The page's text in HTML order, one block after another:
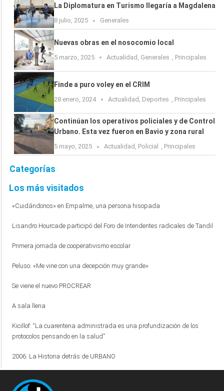
La Diplomatura en Turismo llegaría a Magdalena
8 julio, 2025 Generales
Nuevas obras en el nosocomio local
5 marzo, 2025 Actualidad Generales Principales
Finde a puro voley en el CRIM
28 enero, 2024 Actualidad Deportes Principales
Continúan los operativos policiales y de Control
Urbano. Esta vez fueron en Bavio y zona rural
5 mayo, 2025 Actualidad , Policial , Principales
Categorías
Los más visitados
«Cuidándonos» en Empalme, una persona hisopada
Lisandro Hourcade participó del Foro de Intendentes radicales de Tandil
Primera jornada de cooperativismo escolar
Peluso: «Me vine con una decepción muy grande»
Se viene el nuevo PROCREAR
A sala llena
Kicillof: “La cuarentena administrada es una profundización de los
protocolos pensando en la salud”
2006: La Historia detrás de URBANO